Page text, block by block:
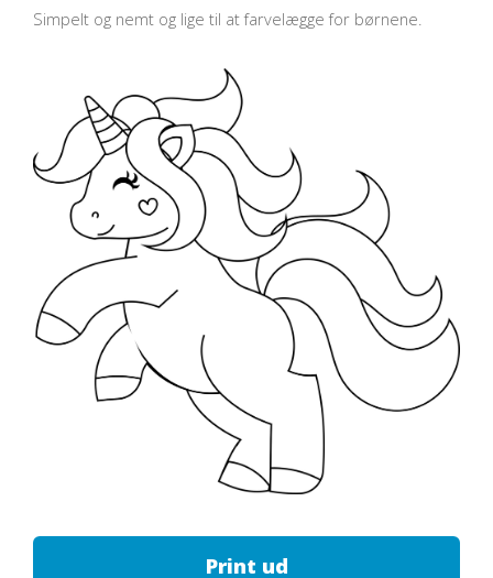
Simpelt og nemt og lige til at farvelægge for børnene.
Print ud